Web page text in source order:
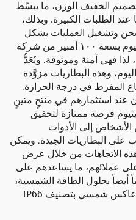
الخفيف الوزن، ما يبسّط
الطلبات الكبيرة. وبذلك،
وتشغيل العمليات بشكل
أكثر سلاسة. وتُصنَع بطاريات الليثيوم بسعة ١٠٠ أمبير من شركة
لذا فهي آمنة وموثوقة. ويُعَدُّ
وهذه البطاريات مزوَّدة
المفرط في درجة الحرارة.
عند استثمارهم في منتجٍ متينٍ
فرصة ممتازة لتحقيق
الأشخاص إلى الأدوات
على البطاريات الجيدة. ويمكن
هذه الاتجاهات من خلال عرض
عملائهم، ما يساعدهم على
أيضاً بحلول الطاقة الشمسية،
عاكس شمسي بتصنيف IP66